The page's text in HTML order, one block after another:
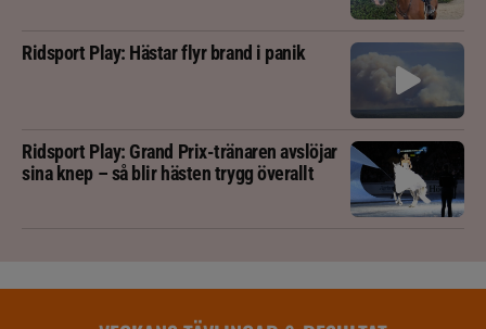
Ridsport Play: Hästar flyr brand i panik
Ridsport Play: Grand Prix-tränaren avslöjar
sina knep – så blir hästen trygg överallt